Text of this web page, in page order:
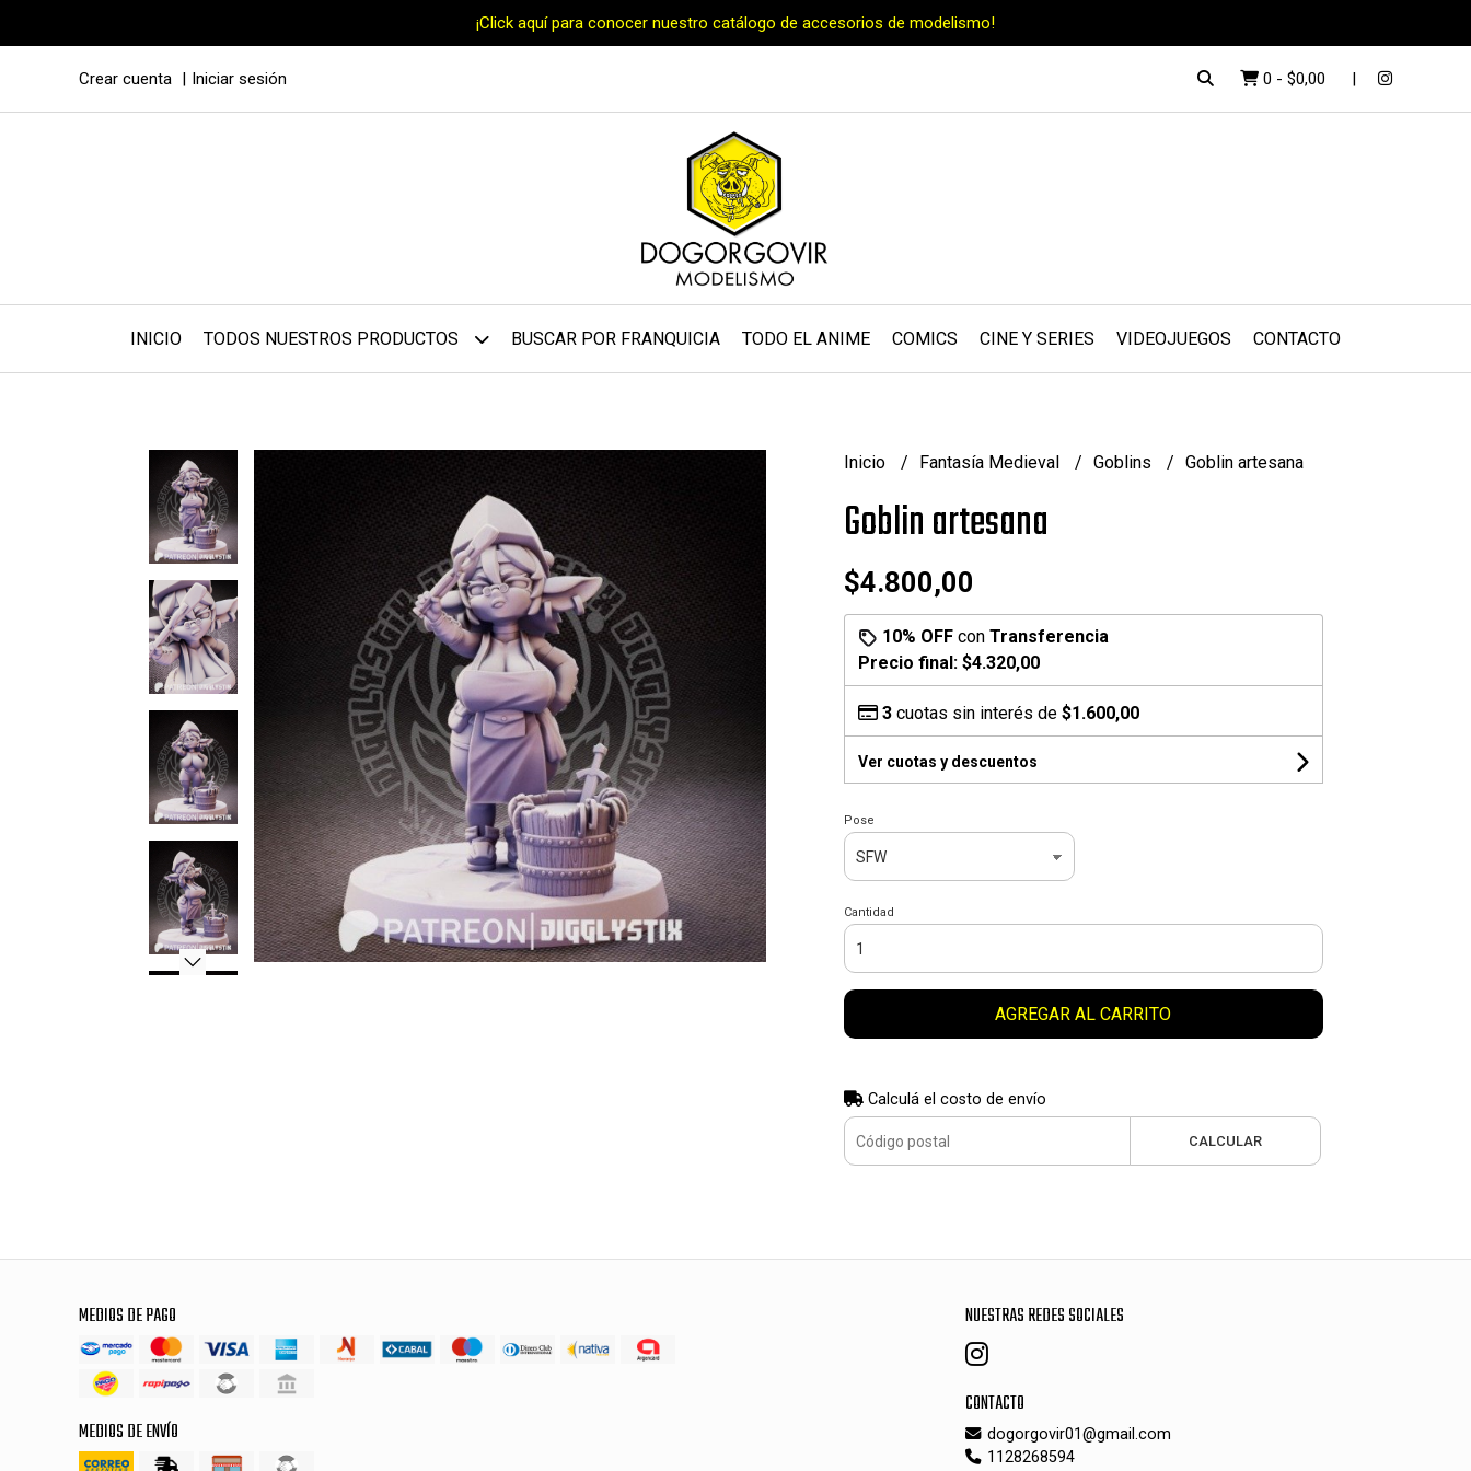
¡Click aquí para conocer nuestro catálogo de accesorios de modelismo!
Crear cuenta Iniciar sesión 0 - $0,00
INICIO TODOS NUESTROS PRODUCTOS BUSCAR POR FRANQUICIA TODO EL ANIME COMICS CINE Y SERIES VIDEOJUEGOS CONTACTO
Inicio Fantasía Medieval Goblins Goblin artesana
Goblin artesana
$4.800,00
10% OFFcon Transferencia
Precio final: $4.320,00
3cuotas sin interés de $1.600,00
Ver cuotas y descuentos
Pose
Cantidad
AGREGAR AL CARRITO
Calculá el costo de envío
CALCULAR
MEDIOS DE PAGO
MEDIOS DE ENVÍO
NUESTRAS REDES SOCIALES
CONTACTO
dogorgovir01@gmail.com
1128268594